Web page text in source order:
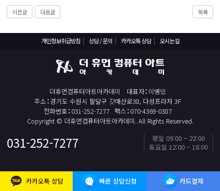
이전글 다음글 목록
개인정보취급방침 상담 / 문의 카카오톡 상담 오시는길
더휴먼컴퓨터아트아카데미 대표자 이병민
주소 경기도 수원시 팔달구 갓매산로38, 다성프라자 3F
전화번호 031-252-7277 팩스 070-4369-0387
Copyright © 더휴먼컴퓨터아트아카데미. All Rights Reserved.
031-252-7277
평일 09:00 ~ 22:00
토요일 12:00 ~ 18:00
빠른 상담신청 카드결제
자바(Java)기반 JSP/스프링 웹개발자(정보처리산업기사)(과정평가형)
디지털컨버전스 자바(JAVA)개발자(전자정부 프레임워크/SPRING)
컴퓨터활용능력2급(필기+실기) 및 ITQ자격증 취득(한글,엑셀,파워포인트)
직업상담사 2급 (필기+실기) 자격증 취득과정
일러스트 자격증 취득과정(GTQi 1급)
전산세무 2급 / TAT 2급 자격증 취득과정
카카오톡 상담